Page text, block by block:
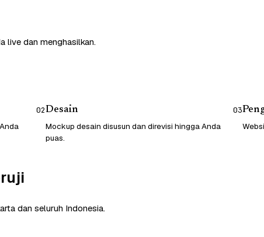
live dan menghasilkan.
02Desain
Mockup desain disusun dan direvisi hingga Anda
puas.
03
dan seluruh Indonesia.